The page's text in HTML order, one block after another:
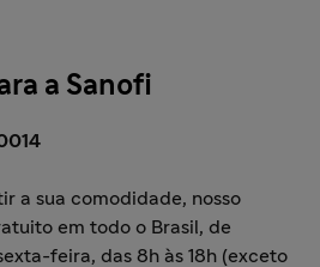
a Sanofi
a sua comodidade, nosso
em todo o Brasil, de
feira, das 8h às 18h (exceto